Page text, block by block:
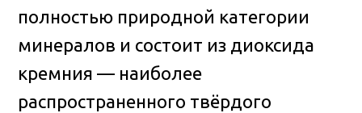
полностью природной категории
минералов и состоит из диоксида
кремния — наиболее
распространенного твёрдого